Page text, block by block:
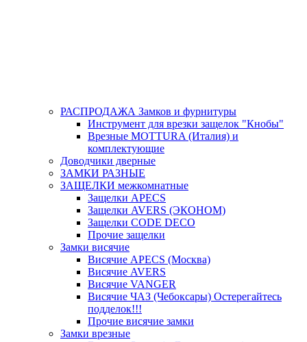
РАСПРОДАЖА Замков и фурнитуры
Инструмент для врезки защелок "Кнобы"
Врезные MOTTURA (Италия) и
комплектующие
Доводчики дверные
ЗАМКИ РАЗНЫЕ
ЗАЩЕЛКИ межкомнатные
Защелки APECS
Защелки AVERS (ЭКОНОМ)
Защелки CODE DECO
Прочие защелки
Замки висячие
Висячие APECS (Москва)
Висячие AVERS
Висячие VANGER
Висячие ЧАЗ (Чебоксары) Остерегайтесь
подделок!!!
Прочие висячие замки
Замки врезные